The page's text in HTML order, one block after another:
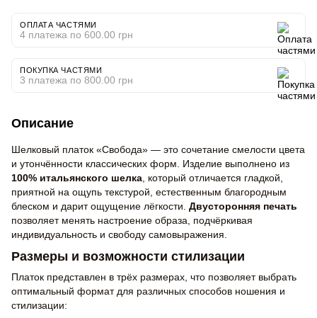
ОПЛАТА ЧАСТЯМИ
4 платежа по 600.00 грн
ПОКУПКА ЧАСТЯМИ
3 платежа по 800.00 грн
Описание
Шелковый платок «Свобода» — это сочетание смелости цвета
и утончённости классических форм. Изделие выполнено из
100% итальянского шелка , который отличается гладкой,
приятной на ощупь текстурой, естественным благородным
блеском и дарит ощущение лёгкости. Двусторонняя печать
позволяет менять настроение образа, подчёркивая
индивидуальность и свободу самовыражения.
Размеры и возможности стилизации
Платок представлен в трёх размерах, что позволяет выбрать
оптимальный формат для различных способов ношения и
стилизации: